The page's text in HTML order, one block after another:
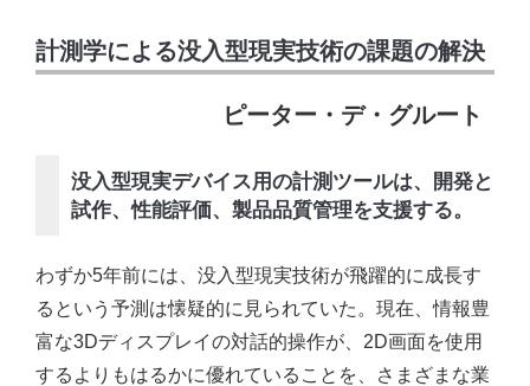
サービス
計測学による没入型現実技術の課題の解決
ピーター・デ・グルート
没入型現実デバイス用の計測ツールは、開発と
試作、性能評価、製品品質管理を支援する。
わずか5年前には、没入型現実技術が飛躍的に成長す
るという予測は懐疑的に見られていた。現在、情報豊
富な3Dディスプレイの対話的操作が、2D画面を使用
するよりもはるかに優れていることを、さまざまな業